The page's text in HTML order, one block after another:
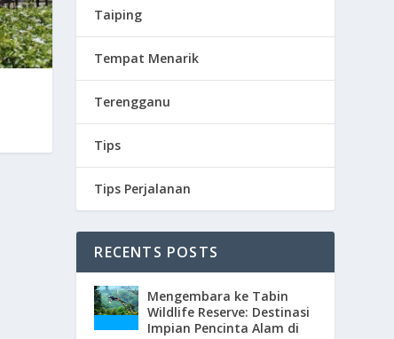
Taiping
Tempat Menarik
Terengganu
Tips
Tips Perjalanan
RECENTS POSTS
Mengembara ke Tabin
Wildlife Reserve: Destinasi
Impian Pencinta Alam di